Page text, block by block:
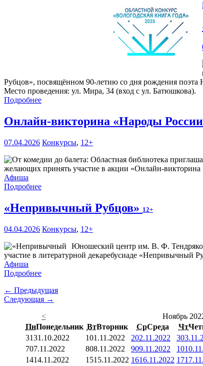
Рубцов», посвящённом 90-летию со дня рождения
Место проведения: ул. Мира, 34 (вход с ул. Батюшкова).
Подробнее
Онлайн-викторина «Народы
07.04.2026 Конкурсы, 12+
желающих принять участие в акции «Онлайн-
Афиша
Подробнее
«Непривычный Рубцов» 12+
04.04.2026 Конкурсы, 12+
Юношеский центр им. В. Ф.
участие в литературной декаребусиаде «Непривычный
Афиша
Подробнее
← Предыдущая
Следующая →
<
Ноябрь
ПнПонедельник ВтВторник СрСреда Чт
3131.10.2022 101.11.2022 202.11.2022 3
707.11.2022 808.11.2022 909.11.2022 10
1414.11.2022 1515.11.2022 1616.11.2022 17